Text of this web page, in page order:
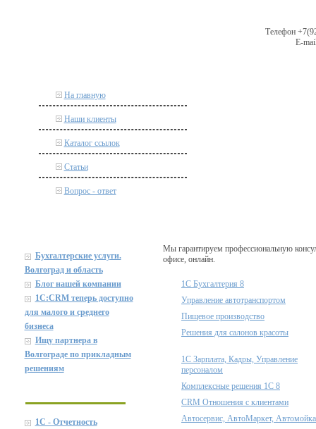
Телефон
E-
На главную
Наши клиенты
Каталог ссылок
Статьи
Вопрос - ответ
Бухгалтерские услуги.
Волгоград и область
Блог нашей компании
1C:CRM теперь доступно
для малого и среднего
бизнеса
Ищу партнера в
Волгограде по прикладным
решениям
1С - Отчетность
Мы гарантируем профессиональную
офисе, онлайн.
1С Бухгалтерия 8
Управление автотранспортом
Пищевое производство
Решения для салонов красоты
1С Зарплата, Кадры, Управление
персоналом
Комплексные решения 1С 8
CRM Отношения с клиентами
Автосервис, АвтоМаркет, Автомойка